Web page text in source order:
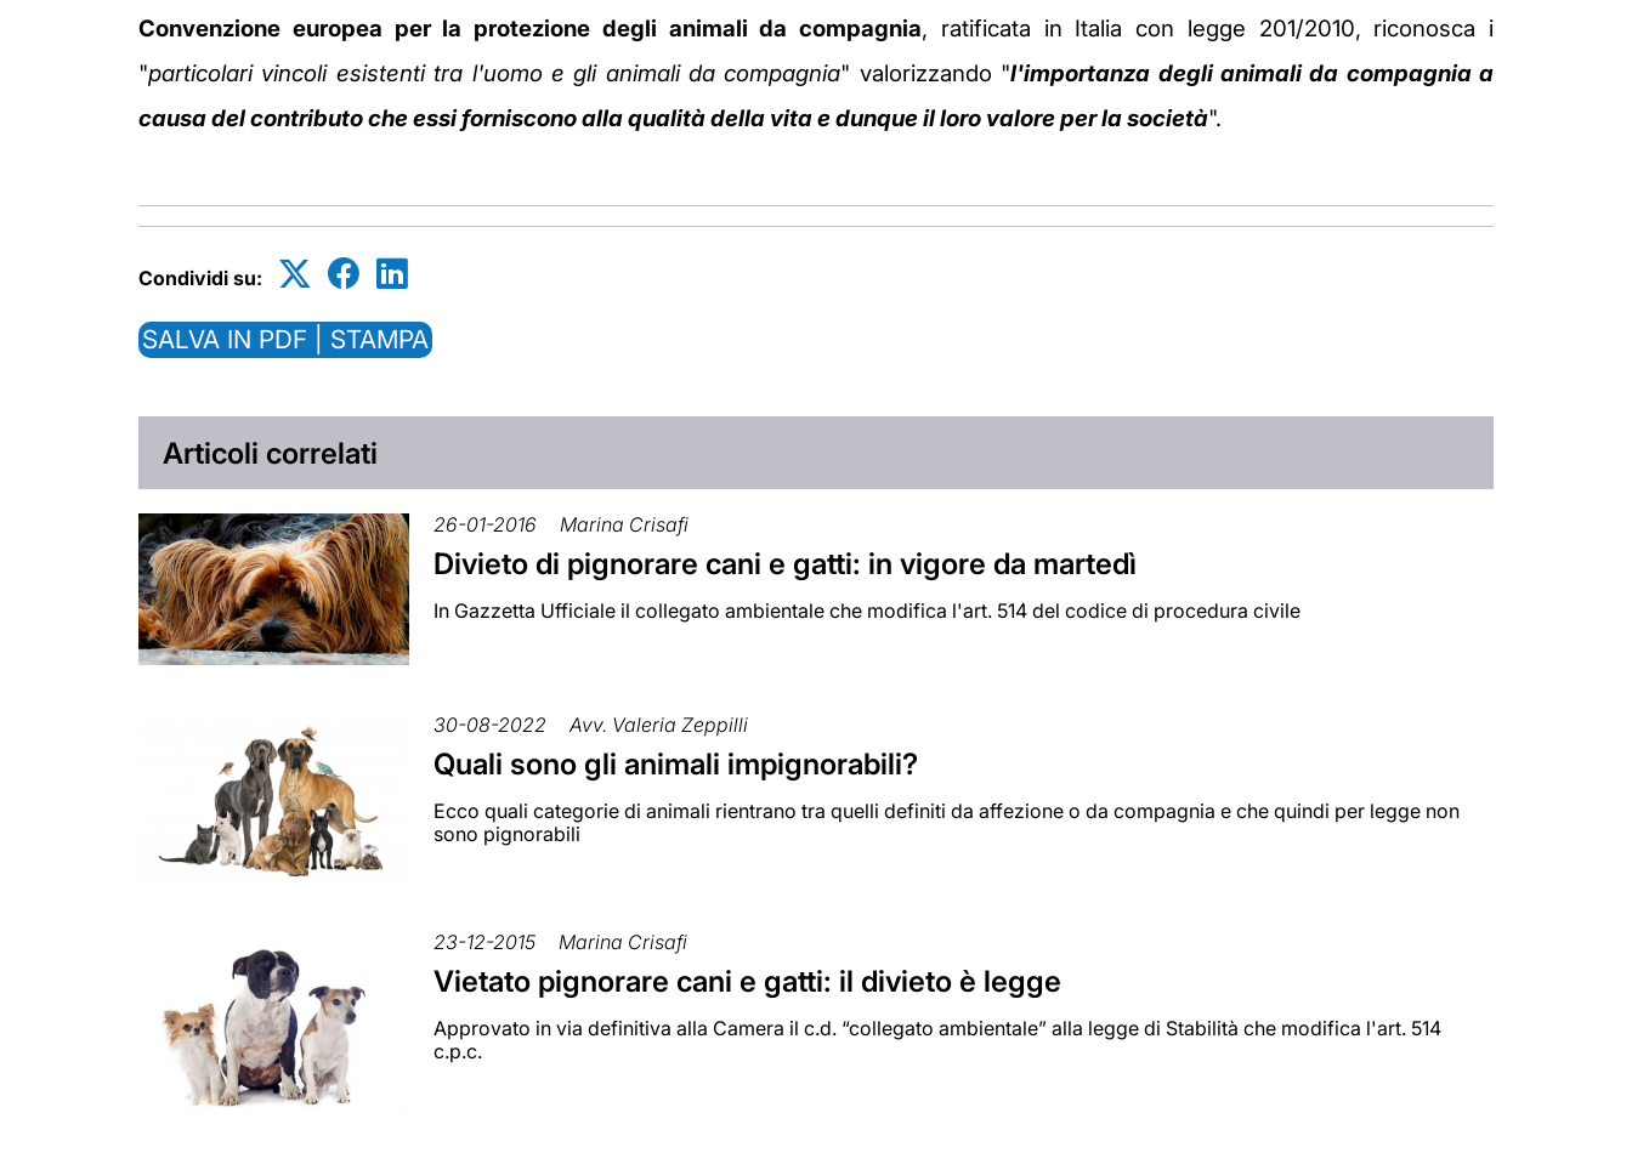
Convenzione europea per la protezione degli animali da compagnia, ratificata in Italia con legge 201/2010, riconosca i
"particolari vincoli esistenti tra l'uomo e gli animali da compagnia" valorizzando "l'importanza degli animali da compagnia a
causa del contributo che essi forniscono alla qualità della vita e dunque il loro valore per la società".
Condividi su:
SALVA IN PDF | STAMPA
Articoli correlati
26-01-2016 Marina Crisafi
Divieto di pignorare cani e gatti: in vigore da martedì
In Gazzetta Ufficiale il collegato ambientale che modifica l'art. 514 del codice di procedura civile
30-08-2022 Avv. Valeria Zeppilli
Quali sono gli animali impignorabili?
Ecco quali categorie di animali rientrano tra quelli definiti da affezione o da compagnia e che quindi per legge non
sono pignorabili
23-12-2015 Marina Crisafi
Vietato pignorare cani e gatti: il divieto è legge
Approvato in via definitiva alla Camera il c.d. “collegato ambientale” alla legge di Stabilità che modifica l'art. 514
c.p.c.